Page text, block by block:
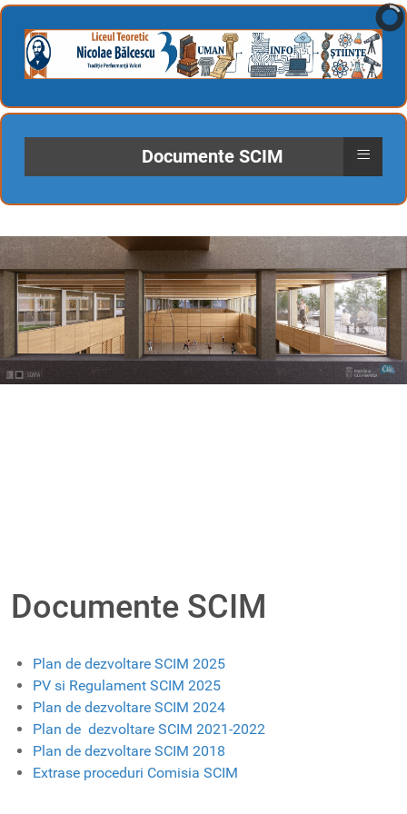
Documente SCIM ≡
Documente SCIM
Plan de dezvoltare SCIM 2025
PV si Regulament SCIM 2025
Plan de dezvoltare SCIM 2024
Plan de dezvoltare SCIM 2021-2022
Plan de dezvoltare SCIM 2018
Extrase proceduri Comisia SCIM